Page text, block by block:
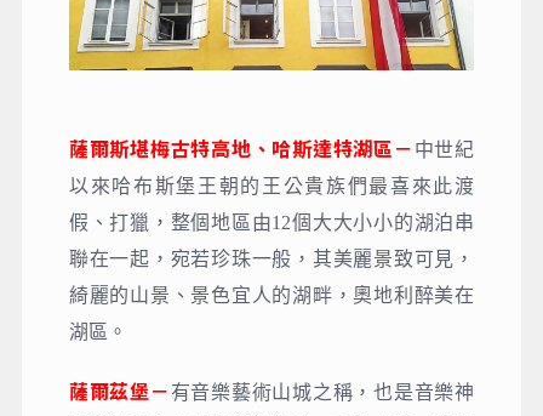
薩爾斯堪梅古特高地、哈斯達特湖區－ 中世紀
以來哈布斯堡王朝的王公貴族們最喜來此渡
假、打獵，整個地區由12個大大小小的湖泊串
聯在一起，宛若珍珠一般，其美麗景致可見，
綺麗的山景、景色宜人的湖畔，奧地利醉美在
湖區。
薩爾茲堡－ 有音樂藝術山城之稱，也是音樂神